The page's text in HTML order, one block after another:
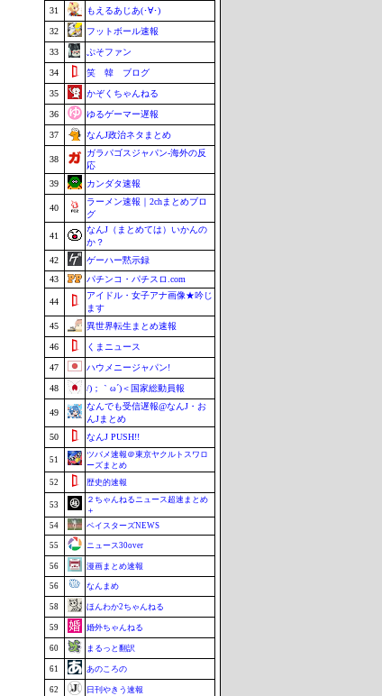
31 もえるあじあ(･∀･)
32 フットボール速報
33 ぷそファン
34 笑 韓 ブログ
35 かぞくちゃんねる
36 ゆるゲーマー遅報
37 なんJ政治ネタまとめ
38
ガラパゴスジャパン-海外の反
応
39
カンダタ速報
40
ラーメン速報｜2chまとめブロ
グ
41
なんJ（まとめては）いかんの
か？
42
ゲーハー黙示録
43
パチンコ・パチスロ.com
44
アイドル・女子アナ画像★吟じ
ます
45
異世界転生まとめ速報
46 くまニュース
47 ハウメニージャパン!
48 /)；｀ω´)＜国家総動員報
49
なんでも受信遅報@なんJ・お
んJまとめ
50
なんJ PUSH!!
51
ツバメ速報＠東京ヤクルトスワロ
ーズまとめ
52
歴史的速報
53
２ちゃんねるニュース超速まとめ
＋
54
ベイスターズNEWS
55 ニュース30over
56 漫画まとめ速報
56 なんまめ
58 ほんわか2ちゃんねる
59 婚外ちゃんねる
60 まるっと翻訳
61 あのころの
62 日刊やきう速報